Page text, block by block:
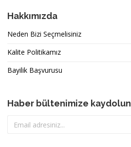
Hakkımızda
Neden Bizi Seçmelisiniz
Kalite Politikamız
Bayilik Başvurusu
Haber bültenimize kaydolun